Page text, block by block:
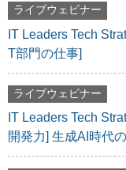
ライブウェビナー
IT Leaders Tech
T部門の仕事]
ライブウェビナー
IT Leaders Tech
開発力] 生成AI時代